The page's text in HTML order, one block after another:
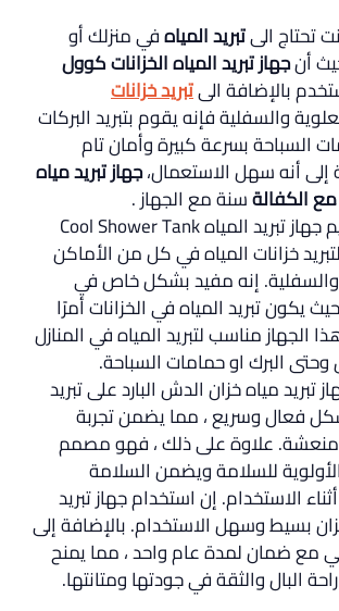
تحتاج الىتبريد المياهفي منزلك أو
أنجهاز تبريد المياه الخزانات كوول
بالإضافة الىتبريد خزانات
والسفلية فإنه يقوم بتبريد البركات
السباحة بسرعة كبيرة وأمان تام
إلى أنه سهل الاستعمال،جهاز تبريد مياه
مع الكفالةسنة مع الجهاز .
تم تصميم جهاز تبريد المياه Cool Shower Tank
خزانات المياه في كل من الأماكن
والسفلية. إنه مفيد بشكل خاص في
يكون تبريد المياه في الخزانات أمرًا
الجهاز مناسب لتبريد المياه في المنازل
البرك او حمامات السباحة.
تبريد مياه خزان الدش البارد على تبريد
فعال وسريع ، مما يضمن تجربة
علاوة على ذلك ، فهو مصمم
للسلامة ويضمن السلامة
الاستخدام. إن استخدام جهاز تبريد
بسيط وسهل الاستخدام. بالإضافة إلى
مع ضمان لمدة عام واحد ، مما يمنح
البال والثقة في جودتها ومتانتها.